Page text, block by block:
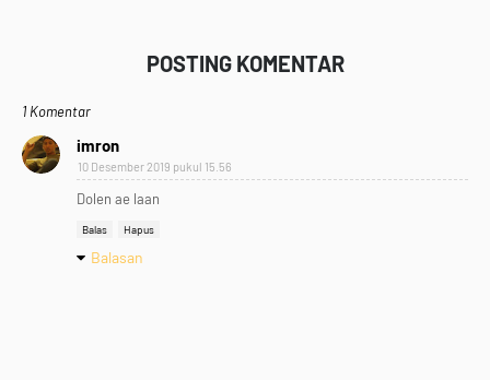
POSTING KOMENTAR
1 Komentar
imron
10 Desember 2019 pukul 15.56
Dolen ae laan
Balas Hapus
Balasan